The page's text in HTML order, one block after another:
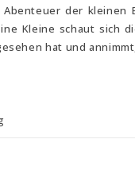
der kleinen
Kleine schaut sich
hat und